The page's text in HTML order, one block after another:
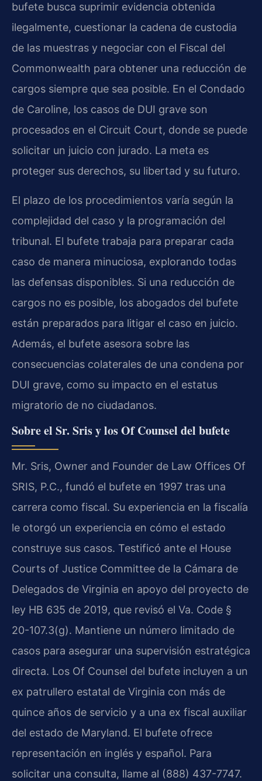
bufete busca suprimir evidencia obtenida
ilegalmente, cuestionar la cadena de custodia
de las muestras y negociar con el Fiscal del
Commonwealth para obtener una reducción de
cargos siempre que sea posible. En el Condado
de Caroline, los casos de DUI grave son
procesados en el Circuit Court, donde se puede
solicitar un juicio con jurado. La meta es
proteger sus derechos, su libertad y su futuro.
El plazo de los procedimientos varía según la
complejidad del caso y la programación del
tribunal. El bufete trabaja para preparar cada
caso de manera minuciosa, explorando todas
las defensas disponibles. Si una reducción de
cargos no es posible, los abogados del bufete
están preparados para litigar el caso en juicio.
Además, el bufete asesora sobre las
consecuencias colaterales de una condena por
DUI grave, como su impacto en el estatus
migratorio de no ciudadanos.
Sobre el Sr. Sris y los Of Counsel del bufete
Mr. Sris, Owner and Founder de Law Offices Of
SRIS, P.C., fundó el bufete en 1997 tras una
carrera como fiscal. Su experiencia en la fiscalía
le otorgó un experiencia en cómo el estado
construye sus casos. Testificó ante el House
Courts of Justice Committee de la Cámara de
Delegados de Virginia en apoyo del proyecto de
ley HB 635 de 2019, que revisó el Va. Code §
20-107.3(g). Mantiene un número limitado de
casos para asegurar una supervisión estratégica
directa. Los Of Counsel del bufete incluyen a un
ex patrullero estatal de Virginia con más de
quince años de servicio y a una ex fiscal auxiliar
del estado de Maryland. El bufete ofrece
representación en inglés y español. Para
solicitar una consulta, llame al (888) 437-7747.